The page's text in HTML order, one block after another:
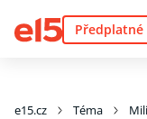
Předplatné
e15.cz Téma